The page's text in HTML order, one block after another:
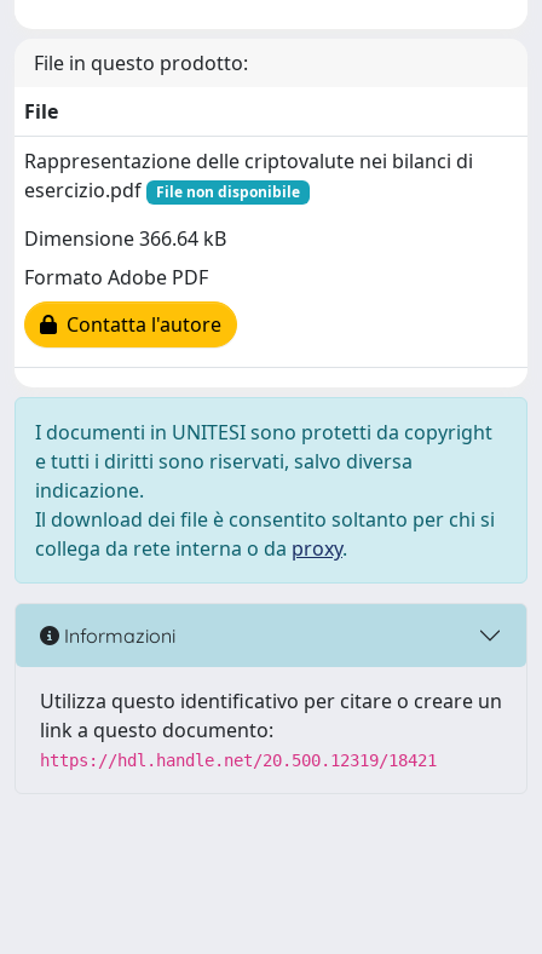
File in questo prodotto:
File
Rappresentazione delle criptovalute nei bilanci di
esercizio.pdf
File non disponibile
Dimensione 366.64 kB
Formato Adobe PDF
Contatta l'autore
I documenti in UNITESI sono protetti da copyright
e tutti i diritti sono riservati, salvo diversa
indicazione.
Il download dei file è consentito soltanto per chi si
collega da rete interna o da proxy.
Informazioni
Utilizza questo identificativo per citare o creare un
link a questo documento:
https://hdl.handle.net/20.500.12319/18421